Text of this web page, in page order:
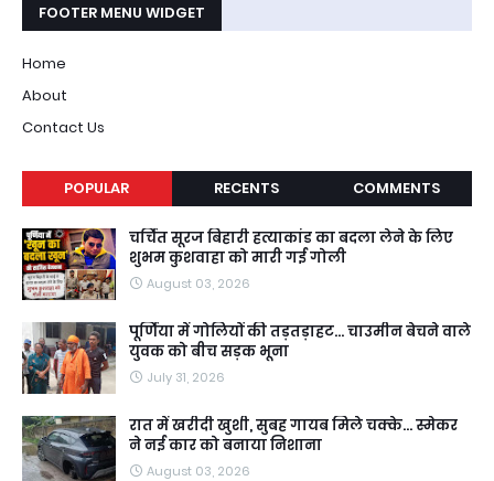
FOOTER MENU WIDGET
Home
About
Contact Us
POPULAR RECENTS COMMENTS
चर्चित सूरज बिहारी हत्याकांड का बदला लेने के लिए
शुभम कुशवाहा को मारी गई गोली
August 03, 2026
पूर्णिया में गोलियों की तड़तड़ाहट... चाउमीन बेचने वाले
युवक को बीच सड़क भूना
July 31, 2026
रात में खरीदी खुशी, सुबह गायब मिले चक्के... स्मेकर
ने नई कार को बनाया निशाना
August 03, 2026